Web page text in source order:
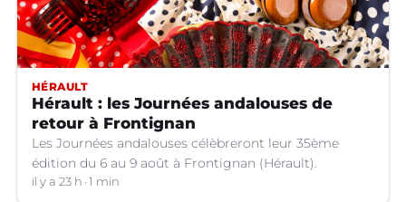
HÉRAULT
Hérault : les Journées andalouses de
retour à Frontignan
Les Journées andalouses célèbreront leur 35ème
édition du 6 au 9 août à Frontignan (Hérault).
il y a 23 h 1 min